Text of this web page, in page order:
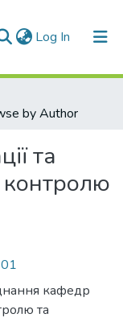
Log In (current)
by Author
та
контролю
кафедр
та